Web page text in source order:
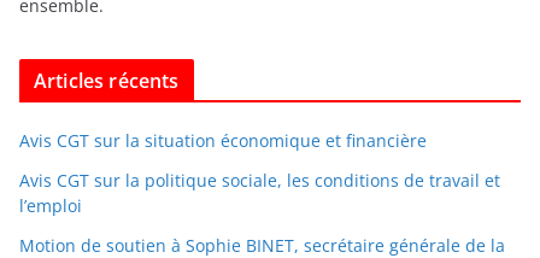
ensemble.
Articles récents
Avis CGT sur la situation économique et financière
Avis CGT sur la politique sociale, les conditions de travail et
l’emploi
Motion de soutien à Sophie BINET, secrétaire générale de la